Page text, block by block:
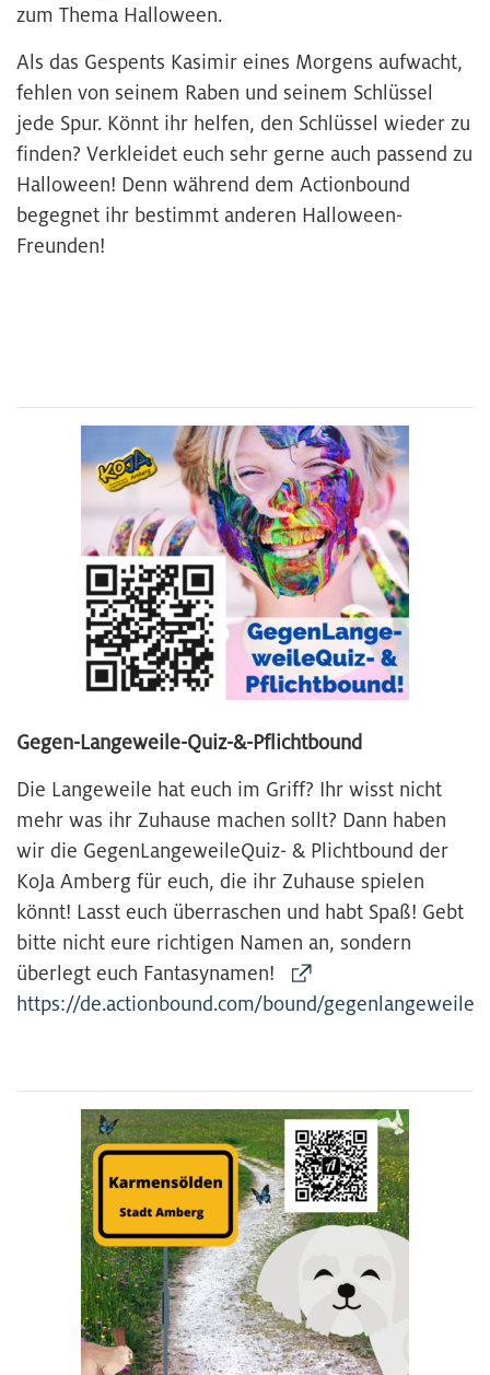
zum Thema Halloween.
Als das Gespents Kasimir eines Morgens aufwacht,
fehlen von seinem Raben und seinem Schlüssel
jede Spur. Könnt ihr helfen, den Schlüssel wieder zu
finden? Verkleidet euch sehr gerne auch passend zu
Halloween! Denn während dem Actionbound
begegnet ihr bestimmt anderen Halloween-
Freunden!
Gegen-Langeweile-Quiz-&-Pflichtbound
Die Langeweile hat euch im Griff? Ihr wisst nicht
mehr was ihr Zuhause machen sollt? Dann haben
wir die GegenLangeweileQuiz- & Plichtbound der
KoJa Amberg für euch, die ihr Zuhause spielen
könnt! Lasst euch überraschen und habt Spaß! Gebt
bitte nicht eure richtigen Namen an, sondern
überlegt euch Fantasynamen!
https://de.actionbound.com/bound/